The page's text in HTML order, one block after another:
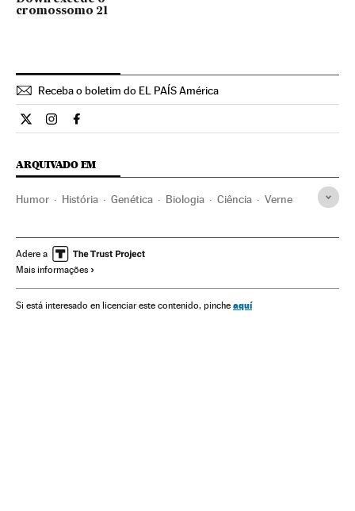
cromossomo 21
Receba o boletim do EL PAÍS América
Internacional El País Brasil en Twitter
Internacional El País Brasil en Instagram
Internacional El País Brasil en Facebook
ARQUIVADO EM
Humor História Genética Biologia Ciência Verne
Adere a
Mais informações
Si está interesado en licenciar este contenido, pinche aquí